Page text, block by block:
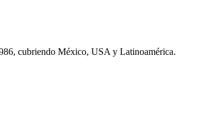
cubriendo México, USA y Latinoamérica.